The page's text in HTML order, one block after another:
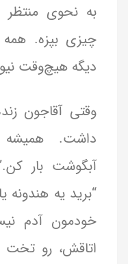
به نحوی
چیزی بپزه.
دیگه هیچ‌وقت
وقتی آقاجون
داشت.
آبگوشت بار
“برید یه
خودمون آدم
اتاقش، رو تخت